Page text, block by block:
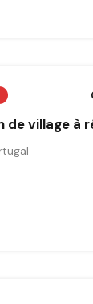
de village à